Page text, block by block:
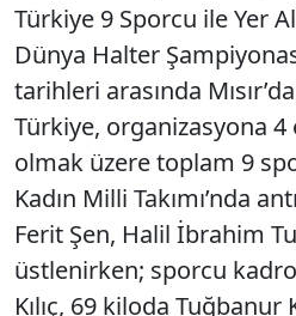
Türkiye 9 Sporcu ile Yer
Dünya Halter
tarihleri arasında
Türkiye, organizasyona 4
olmak üzere toplam 9
Kadın Milli Takımı’nda
Ferit Şen, Halil İbrahim
üstlenirken; sporcu
Kılıç, 69 kiloda